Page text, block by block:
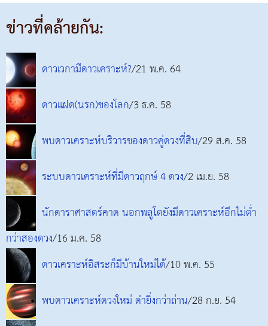
ข่าวที่คล้ายกัน:
ดาวเวกามีดาวเคราะห์?/21 พ.ค. 64
ดาวแฝด(นรก)ของโลก/3 ธ.ค. 58
พบดาวเคราะห์บริวารของดาวคู่ดวงที่สิบ/29 ส.ค. 58
ระบบดาวเคราะห์ที่มีดาวฤกษ์ 4 ดวง/2 เม.ย. 58
นักดาราศาสตร์คาด นอกพลูโตยังมีดาวเคราะห์อีกไม่ต่ำ
กว่าสองดวง/16 ม.ค. 58
ดาวเคราะห์อิสระก็มีบ้านใหม่ได้/10 พ.ค. 55
พบดาวเคราะห์ดวงใหม่ ดำยิ่งกว่าถ่าน/28 ก.ย. 54